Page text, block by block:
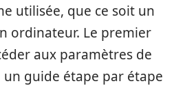
utilisée, que ce soit un
ordinateur. Le premier
aux paramètres de
un guide étape par étape